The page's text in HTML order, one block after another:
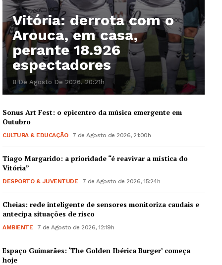
Guimarães, agora!
Vitória: derrota com o
Arouca, em casa,
perante 18.926
espectadores
8 De Agosto De 2026, 20:21h
Sonus Art Fest: o epicentro da música emergente em
Outubro
CULTURA & EDUCAÇÃO 7 de Agosto de 2026, 21:00h
Tiago Margarido: a prioridade “é reavivar a mística do
Vitória”
DESPORTO & JUVENTUDE 7 de Agosto de 2026, 15:24h
Cheias: rede inteligente de sensores monitoriza caudais e
antecipa situações de risco
AMBIENTE 7 de Agosto de 2026, 12:19h
Espaço Guimarães: ‘The Golden Ibérica Burger’ começa
hoje